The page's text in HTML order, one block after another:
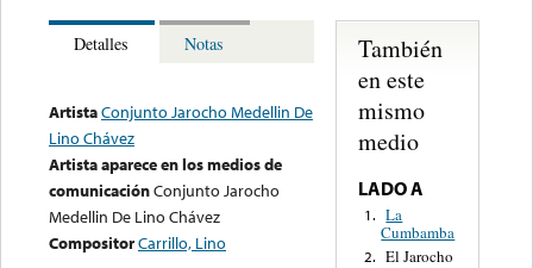
Detalles Notas
ArtistaConjunto Jarocho Medellin De
Lino Chávez
Artista aparece en los medios de
comunicaciónConjunto Jarocho
Medellin De Lino Chávez
CompositorCarrillo, Lino
También
en este
mismo
medio
LADO A
1. La
Cumbamba
2. El Jarocho